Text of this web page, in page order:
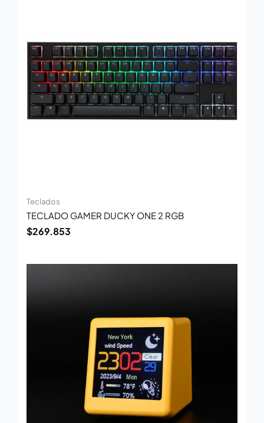
Teclados
TECLADO GAMER DUCKY ONE 2 RGB
$269.853